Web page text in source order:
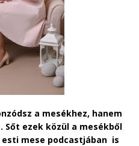
a mesékhez, hanem
Sőt ezek közül a mesékből
mese podcastjában is